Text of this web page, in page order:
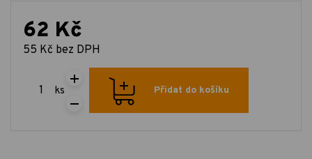
62 Kč
55 Kč bez DPH
ks Přidat do košíku